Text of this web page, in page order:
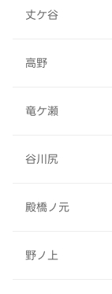
丈ケ谷
高野
竜ケ瀬
谷川尻
殿橋ノ元
野ノ上